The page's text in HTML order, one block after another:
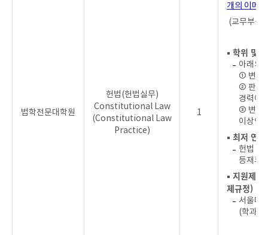
법학전문대학원
헌법(헌법실무)
Constitutional Law
(Constitutional Law
Practice)
1
개의 이메
(교무부원
▪ 학위 및
아래의
① 변호
② 판사
경력이
③ 변호
이상인
▪ 최저 연
헌법 전
등재후
▪ 지원제
제규정)
서울대
(학과가